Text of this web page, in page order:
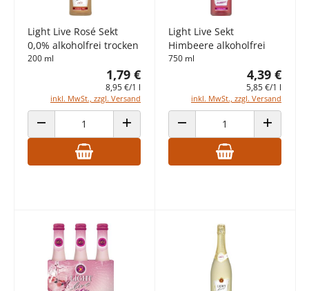
Light Live Rosé Sekt
0,0% alkoholfrei trocken
200 ml
1,79 €
8,95 €/1 l
inkl. MwSt., zzgl. Versand
ANZAHL VERRINGERN ANZAHL ERHÖHEN
Light Live Sekt
Himbeere alkoholfrei
750 ml
4,39 €
5,85 €/1 l
inkl. MwSt., zzgl. Versand
ANZAHL VERRINGERN ANZAHL